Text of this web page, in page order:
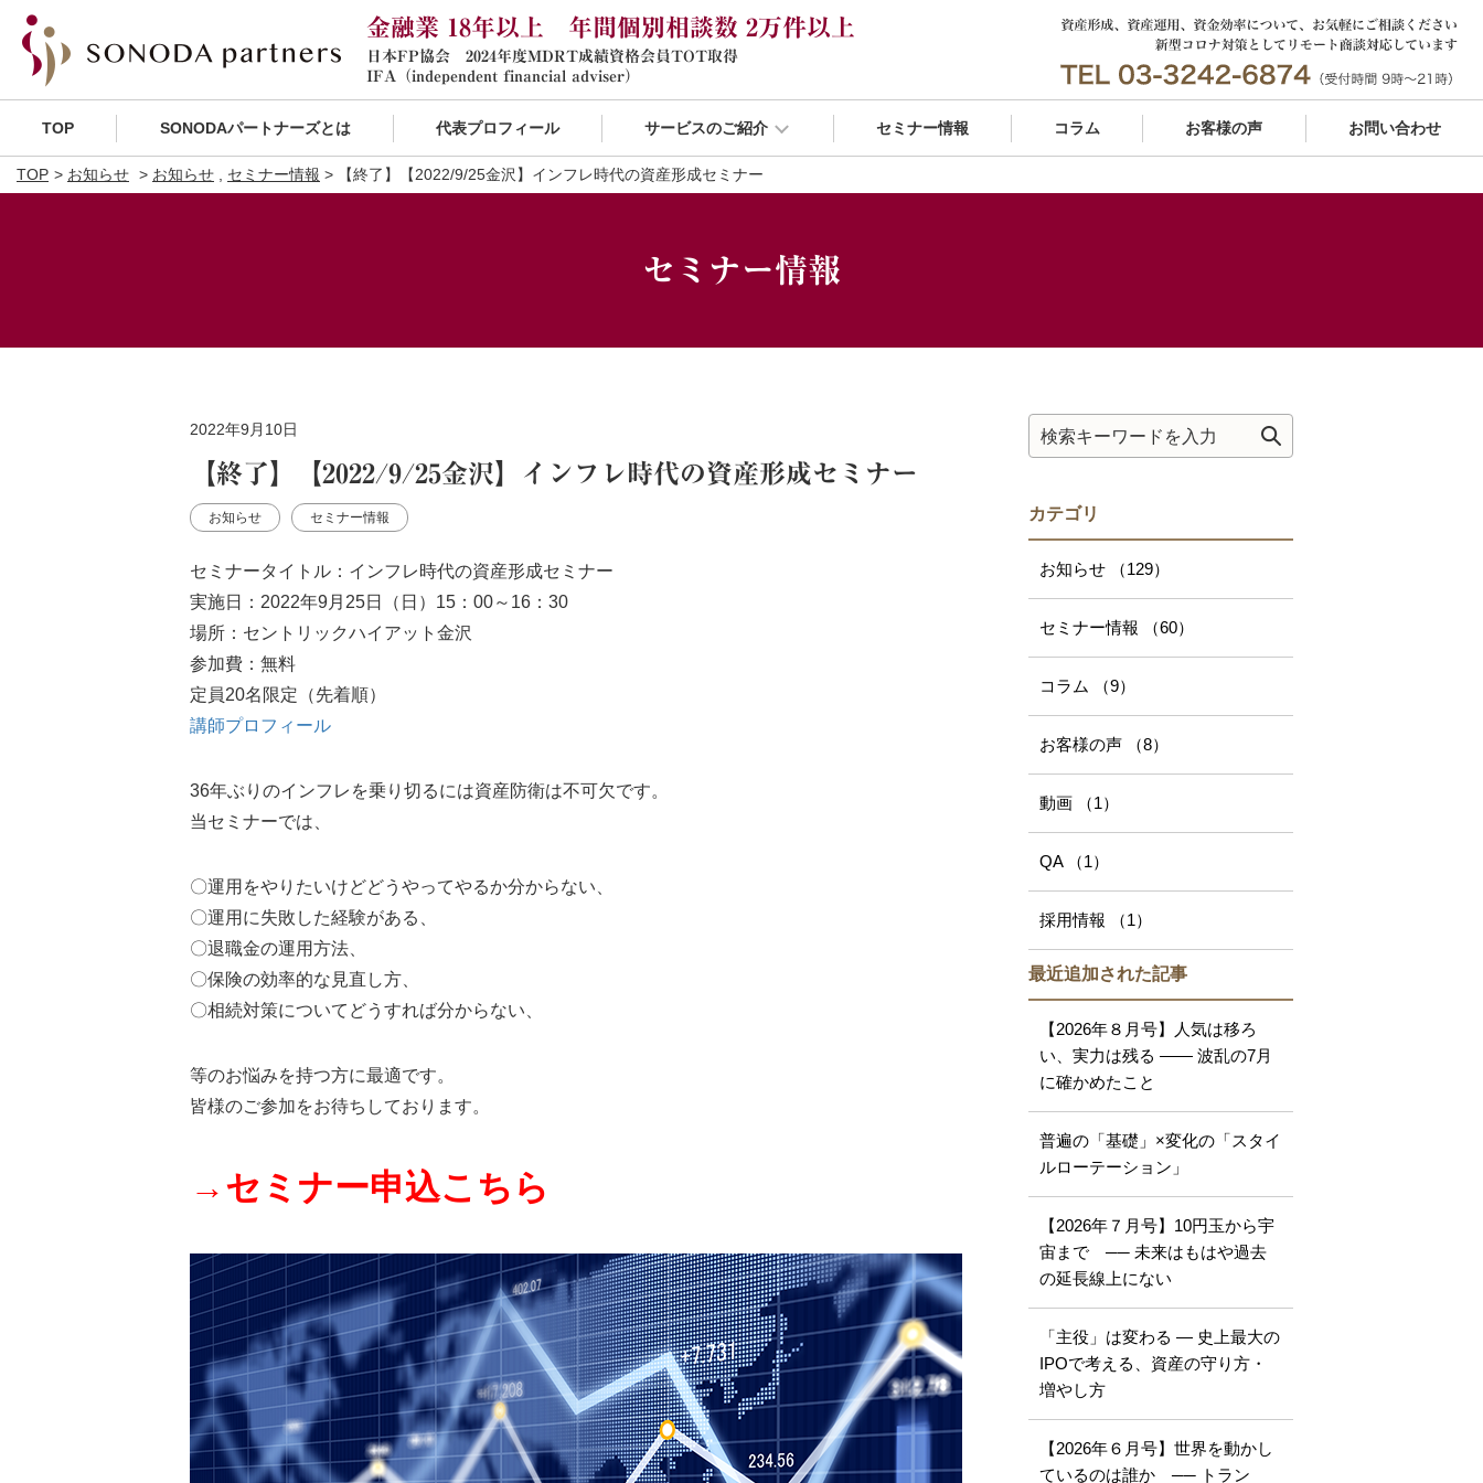
金融業 18年以上 年間個別相談数 2万件以上
日本FP協会 2024年度MDRT成績資格会員TOT取得
IFA（independent financial adviser）
TOP SONODAパートナーズとは 代表プロフィール サービスのご紹介 セミナー情報 コラム お客様の声 お問い合わせ
TOP お知らせ お知らせ セミナー情報 > 【終了】【2022/9/25金沢】インフレ時代の資産形成セミナー
セミナー情報
2022年9月10日
【終了】【2022/9/25金沢】インフレ時代の資産形成セミナー
お知らせ セミナー情報
セミナータイトル：インフレ時代の資産形成セミナー
実施日：2022年9月25日（日）15：00～16：30
場所：セントリックハイアット金沢
参加費：無料
定員20名限定（先着順）
講師プロフィール
36年ぶりのインフレを乗り切るには資産防衛は不可欠です。
当セミナーでは、
〇運用をやりたいけどどうやってやるか分からない、
〇運用に失敗した経験がある、
〇退職金の運用方法、
〇保険の効率的な見直し方、
〇相続対策についてどうすれば分からない、
等のお悩みを持つ方に最適です。
皆様のご参加をお待ちしております。
→セミナー申込こちら
カテゴリ
お知らせ （129）
セミナー情報 （60）
コラム （9）
お客様の声 （8）
動画 （1）
QA （1）
採用情報 （1）
最近追加された記事
【2026年８月号】人気は移ろ
い、実力は残る ―― 波乱の7月
に確かめたこと
普遍の「基礎」×変化の「スタイ
ルローテーション」
【2026年７月号】10円玉から宇
宙まで ── 未来はもはや過去
の延長線上にない
「主役」は変わる ― 史上最大の
IPOで考える、資産の守り方・
増やし方
【2026年６月号】世界を動かし
ているのは誰か ── トラン